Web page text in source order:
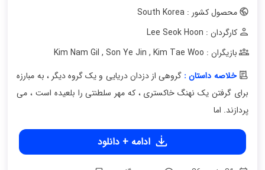
محصول کشور : South Korea
کارگردان : Lee Seok Hoon
بازیگران : Kim Nam Gil
, Son Ye Jin , Kim Tae Woo
خلاصه داستان : گروهی از دزدان دریایی و یک گروه دیگر ، به مبارزه
برای گرفتن یک نهنگ خاکستری ، که مهر سلطنتی را بلعیده است ، می
پردازند. اما
ادامه + دانلود